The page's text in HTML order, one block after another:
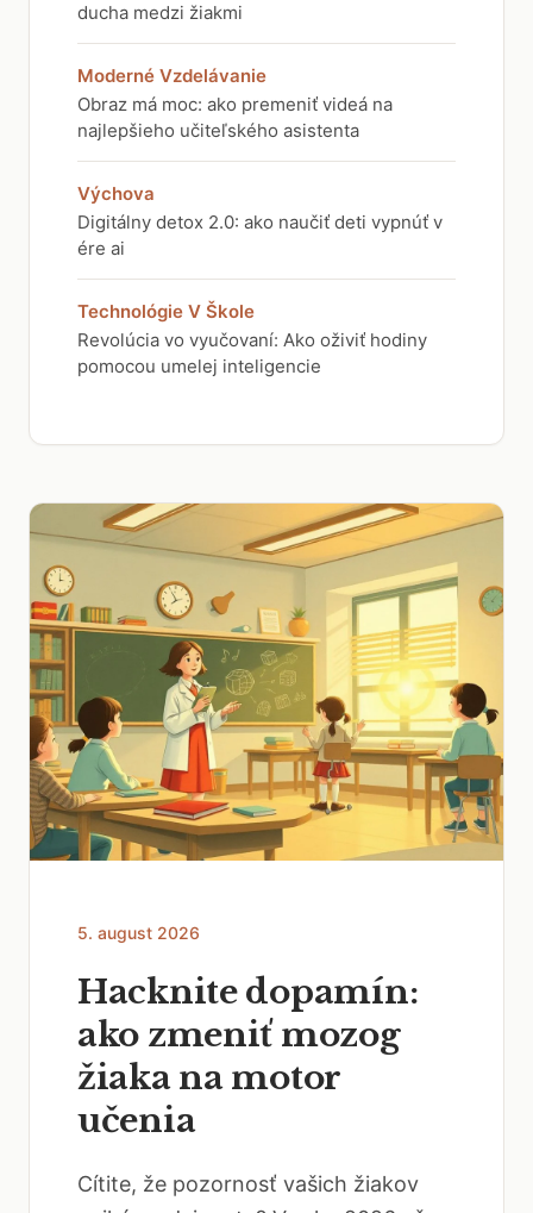
ducha medzi žiakmi
Moderné Vzdelávanie
Obraz má moc: ako premeniť videá na
najlepšieho učiteľského asistenta
Výchova
Digitálny detox 2.0: ako naučiť deti vypnúť v
ére ai
Technológie V Škole
Revolúcia vo vyučovaní: Ako oživiť hodiny
pomocou umelej inteligencie
5. august 2026
Hacknite dopamín:
ako zmeniť mozog
žiaka na motor
učenia
Cítite, že pozornosť vašich žiakov